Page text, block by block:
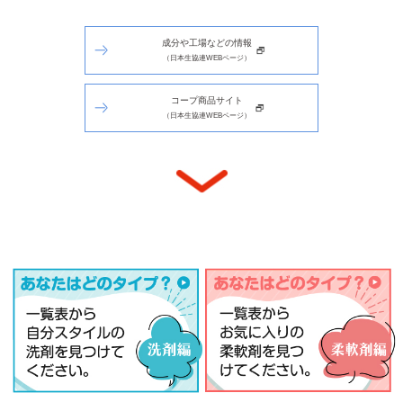
成分や工場などの情報
（日本生協連WEBページ）
コープ商品サイト
（日本生協連WEBページ）